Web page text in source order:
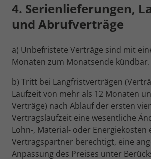
4. Serienlieferungen,
und Abrufverträge
a) Unbefristete Verträge sind mit
Monaten zum Monatsende kündbar.
b) Tritt bei Langfristverträgen
Laufzeit von mehr als 12 Monaten
Verträge) nach Ablauf der ersten
Vertragslaufzeit eine wesentliche
Lohn-, Material- oder Energiekosten
Vertragspartner berechtigt, eine
Anpassung des Preises unter